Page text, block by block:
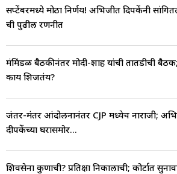
सप्टेंबरमध्ये मोठा निर्णय! अभिजीत दिपकेंनी
ची पुढील रणनीत
मंत्रिमंडळ बैठकीनंतर मोदी-शाह यांची तातडीची
काय शिजतंय?
जंतर-मंतर आंदोलनानंतर CJP मध्येच नाराजी;
दीपकेंच्या घरासमोर...
शिवसेना कुणाची? प्रतिक्षा निकालाची; कोर्टात